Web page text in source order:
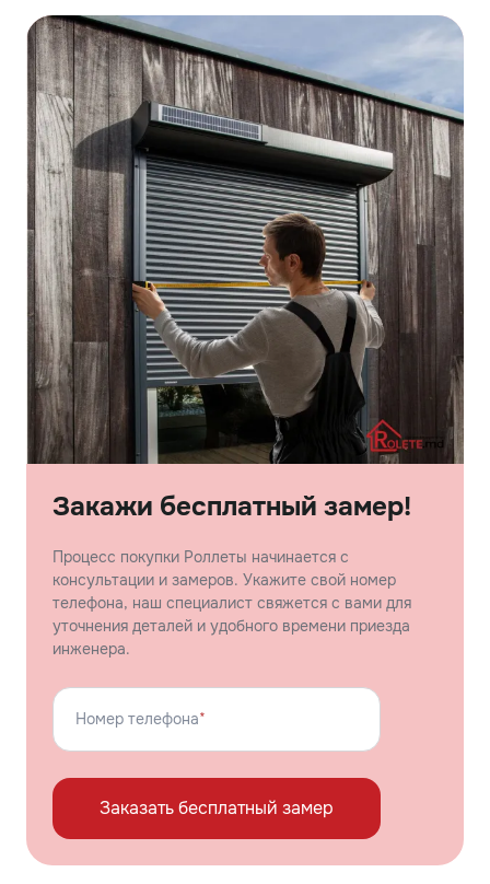
Закажи бесплатный замер!
Процесс покупки Роллеты начинается с
консультации и замеров. Укажите свой номер
телефона, наш специалист свяжется с вами для
уточнения деталей и удобного времени приезда
инженера.
Номер телефона*
Заказать бесплатный замер